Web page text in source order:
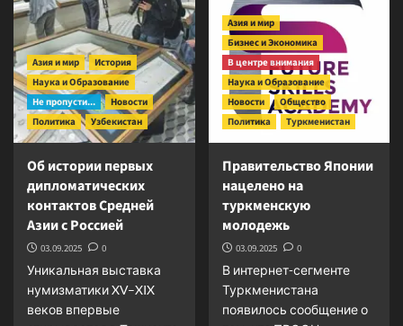
яблоко
«ядерного
раздора»,
а
научная
площадка
общности
славянских
и
тюркских
народов
Азия и мир
История
Наука и Образование
Не пропусти...
Новости
Политика
Узбекистан
Об истории первых
дипломатических
контактов Средней
Азии с Россией
03.09.2025 0
Уникальная выставка
нумизматики XV–XIX
веков впервые
Азия и мир
Бизнес и Экономика
В центре внимания
Наука и Образование
Новости
Общество
Политика
Туркменистан
Правительство Японии
нацелено на
туркменскую
молодежь
03.09.2025 0
В интернет-сегменте
Туркменистана
появилось сообщение о